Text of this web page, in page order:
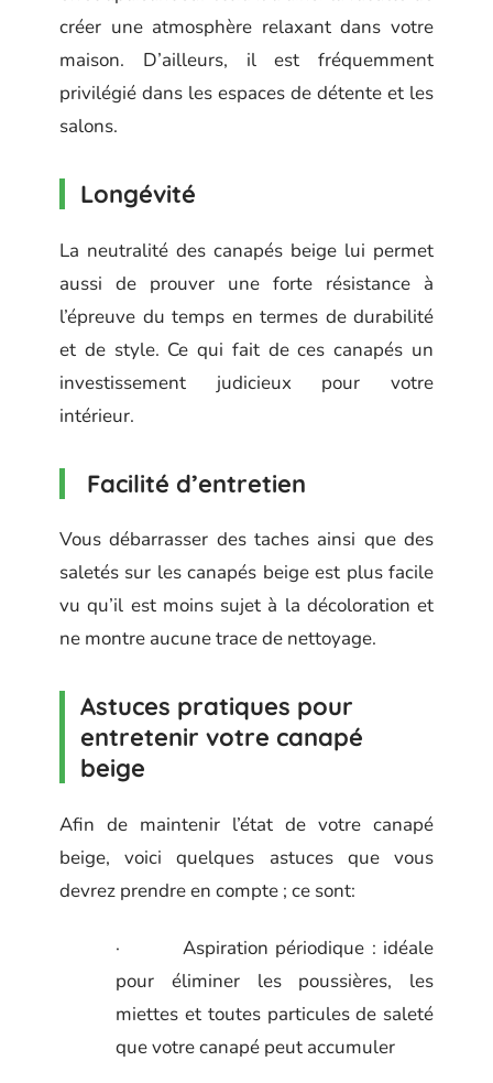
créer une atmosphère relaxant dans votre
maison. D’ailleurs, il est fréquemment
privilégié dans les espaces de détente et les
salons.
Longévité
La neutralité des canapés beige lui permet
aussi de prouver une forte résistance à
l’épreuve du temps en termes de durabilité
et de style. Ce qui fait de ces canapés un
investissement judicieux pour votre
intérieur.
Facilité d’entretien
Vous débarrasser des taches ainsi que des
saletés sur les canapés beige est plus facile
vu qu’il est moins sujet à la décoloration et
ne montre aucune trace de nettoyage.
Astuces pratiques pour
entretenir votre canapé
beige
Afin de maintenir l’état de votre canapé
beige, voici quelques astuces que vous
devrez prendre en compte ; ce sont:
· Aspiration périodique : idéale
pour éliminer les poussières, les
miettes et toutes particules de saleté
que votre canapé peut accumuler